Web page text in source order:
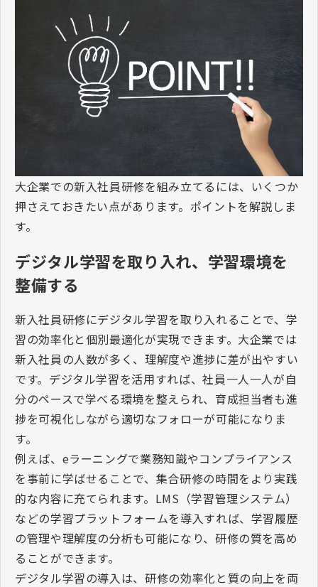
大企業での新入社員研修を組み立てるには、いくつか
押さえておきたい点があります。ポイントを解説しま
す。
デジタル学習を取り入れ、学習環境を
整備する
新入社員研修にデジタル学習を取り入れることで、学
習の効率化と個別最適化が実現できます。大企業では
新入社員の人数が多く、理解度や進捗に差が出やすい
です。デジタル学習を活用すれば、社員一人一人が自
分のペースで学べる環境を整えられ、育成担当者も進
捗を可視化しながら適切なフォローが可能になりま
す。
例えば、 eラーニングで業務知識やコンプライアンス
を事前に学ばせることで、集合研修の時間をより実践
的な内容に充てられます。 LMS （学習管理システム）
などの学習プラットフォームを導入すれば、学習履歴
の管理や理解度の分析も可能になり、研修の質を高め
ることができます。
デジタル学習の導入は、研修の効率化と質の向上を両